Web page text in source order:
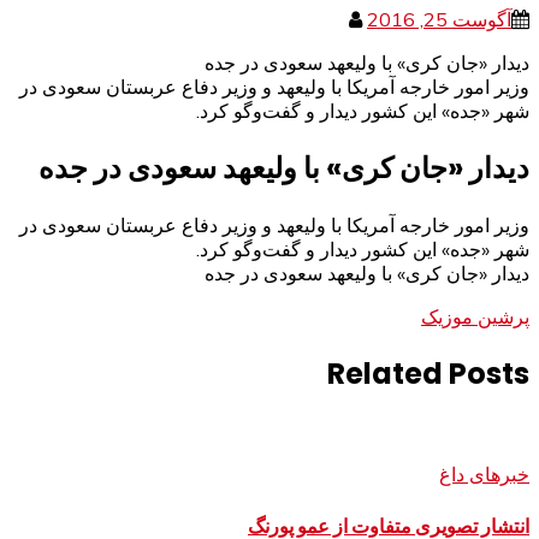
آگوست 25, 2016
دیدار «جان کری» با ولیعهد سعودی در جده
وزیر امور خارجه آمریکا با ولیعهد و وزیر دفاع عربستان سعودی در
شهر «جده» این کشور دیدار و گفت‌وگو کرد.
دیدار «جان کری» با ولیعهد سعودی در جده
وزیر امور خارجه آمریکا با ولیعهد و وزیر دفاع عربستان سعودی در
شهر «جده» این کشور دیدار و گفت‌وگو کرد.
دیدار «جان کری» با ولیعهد سعودی در جده
پرشین موزیک
Related Posts
خبرهای داغ
انتشار تصویری متفاوت از عمو پورنگ